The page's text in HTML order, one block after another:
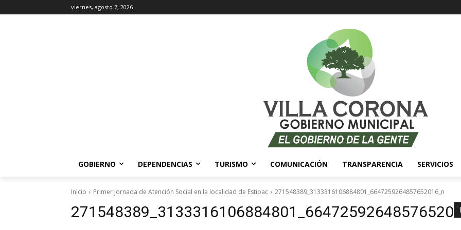
viernes, agosto 7, 2026
GOBIERNO DEPENDENCIAS TURISMO COMUNICACIÓN TRANSPARENCIA SERVICIOS
Inicio Primer jornada de Atención Social en la localidad de Estipac 271548389_3133316106884801_6647259264857652016_n